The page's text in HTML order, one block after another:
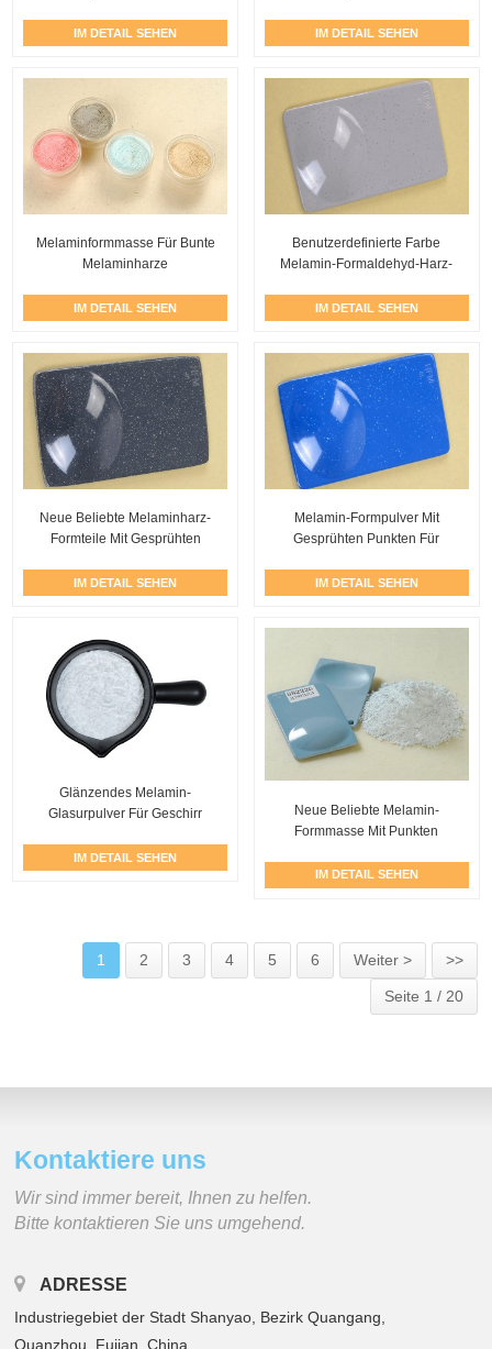
IM DETAIL SEHEN IM DETAIL SEHEN
Melaminformmasse Für Bunte
Melaminharze
IM DETAIL SEHEN
Benutzerdefinierte Farbe
Melamin-Formaldehyd-Harz-
IM DETAIL SEHEN
Neue Beliebte Melaminharz-
Formteile Mit Gesprühten
IM DETAIL SEHEN
Melamin-Formpulver Mit
Gesprühten Punkten Für
IM DETAIL SEHEN
Glänzendes Melamin-
Glasurpulver Für Geschirr
IM DETAIL SEHEN
Neue Beliebte Melamin-
Formmasse Mit Punkten
IM DETAIL SEHEN
1 2 3 4 5 6 Weiter > >>
Seite 1 / 20
Kontaktiere uns
Wir sind immer bereit, Ihnen zu helfen.
Bitte kontaktieren Sie uns umgehend.
ADRESSE
Industriegebiet der Stadt Shanyao, Bezirk Quangang,
Quanzhou, Fujian, China